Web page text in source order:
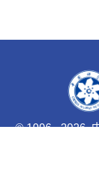
© 1996 -2026